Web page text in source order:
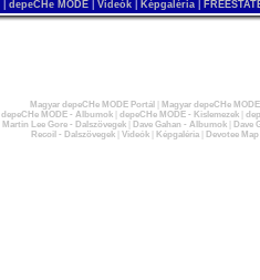
depeCHe MODE Videók Képgaléria
Magyar depeCHe MODE Portál
Magyar depeCHe
depeCHe MODE - Albumok| depeCHe MODE - Kislemezek|
Martin Lee Gore - Dalszövegek| Dave Gahan - Albumok|
Dave
Recoil - Dalszövegek| Videók| Képgaléria| Devotee Map